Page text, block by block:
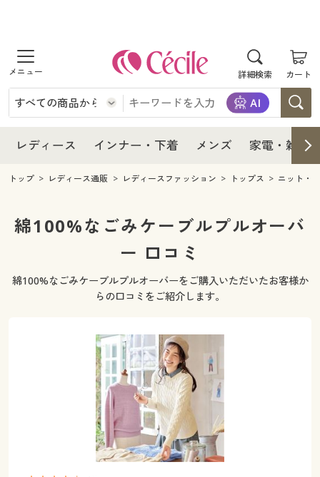
詳細検索 カート
商品を探す
レディース
レディースファッション
女性下着
インナー・下着
インナー・下着通販すべて
女性下着
ジュニア・ティーンズ下着
メンズ
メンズ通販すべて
家電・雑貨
キッチン・雑貨・日用品
寝具・インテリア・家具
寝具・インテリア・家具通販すべて
カーテン・ラグ・ファブリック
美容・健康通販すべて
美容・健康・サプリメント
制服・スクール
制服・スクールすべて
ジュニア・ティーンズ下着
大きいサイズ通販すべて
大きいサイズ レディース服
レディース インナー・下着 メンズ 家電・雑貨
レディース
レディース通販すべて
レディースファッション
インナー・下着
インナー・下着通販すべて
ジュニア・ティーンズ下着
メンズ
キッチン・雑貨・日用品
寝具・インテリア・家具通販すべて
家具・収納
カーテン・ラグ・ファブリック
美容・健康通販すべて
制服・スクール
ジュニア・ティーンズ下着
大きいサイズ通販すべて
大きいサイズ レディース服
大きいサイズ レディース下着
シークレットセール
商品カテゴリ一覧
トップ レディース通販 レディースファッション トップス ニット・
綿100%なごみケーブルプルオーバ
ー 口コミ
綿100%なごみケーブルプルオーバーをご購入いただいたお客様か
らの口コミをご紹介します。